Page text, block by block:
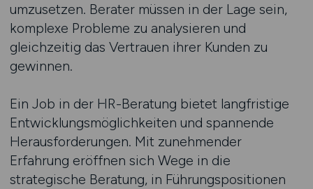
umzusetzen. Berater müssen in der Lage sein,
komplexe Probleme zu analysieren und
gleichzeitig das Vertrauen ihrer Kunden zu
gewinnen.
Ein Job in der HR-Beratung bietet langfristige
Entwicklungsmöglichkeiten und spannende
Herausforderungen. Mit zunehmender
Erfahrung eröffnen sich Wege in die
strategische Beratung, in Führungspositionen